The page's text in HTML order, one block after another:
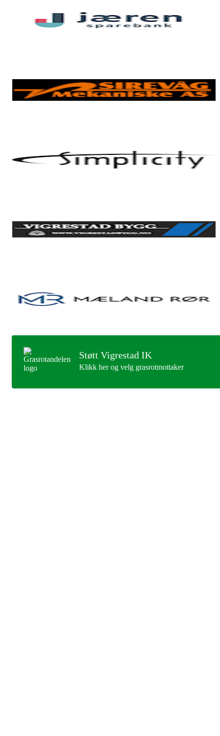
Støtt Vigrestad IK
Klikk her og velg grasrotmottaker